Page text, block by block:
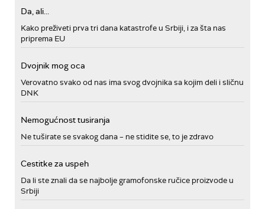
Da, ali...
Kako preživeti prva tri dana katastrofe u Srbiji, i za šta nas
priprema EU
Dvojnik mog oca
Verovatno svako od nas ima svog dvojnika sa kojim deli i sličnu
DNK
Nemogućnost tusiranja
Ne tuširate se svakog dana – ne stidite se, to je zdravo
Cestitke za uspeh
Da li ste znali da se najbolje gramofonske ručice proizvode u
Srbiji